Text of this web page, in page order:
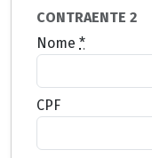
CONTRAENTE 2
Nome *
CPF